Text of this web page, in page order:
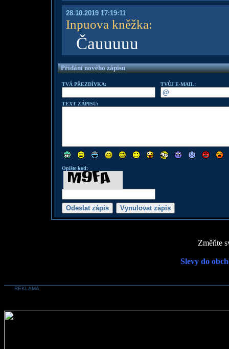
28.10.2019 17:19:11
Inpuova kněžka:
Čauuuuu
Přidání nového zápisu
TVÁ PŘEZDÍVKA: TVŮJ E-MAIL:
TEXT ZÁPISU:
Opište kod:
Změňte
Slevy do
REKLAMA